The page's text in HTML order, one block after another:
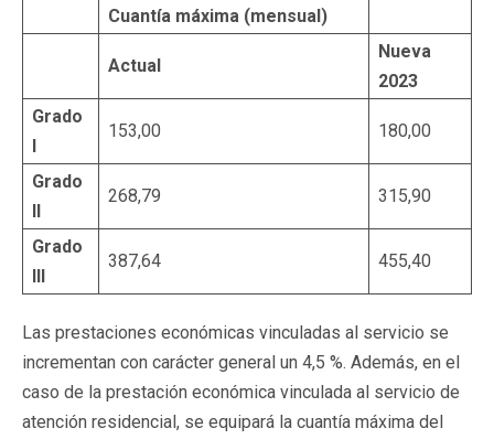
Cuantía máxima (mensual)
Actual
Nueva
2023
Grado
I
153,00 180,00
Grado
II
268,79 315,90
Grado
III
387,64 455,40
Las prestaciones económicas vinculadas al servicio se
incrementan con carácter general un 4,5 %. Además, en el
caso de la prestación económica vinculada al servicio de
atención residencial, se equipará la cuantía máxima del